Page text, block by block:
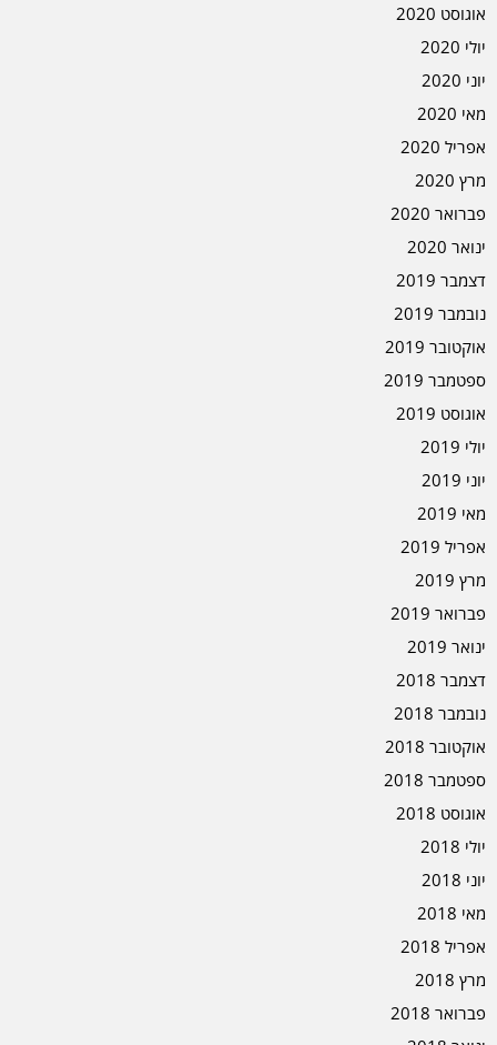
אוגוסט 2020
יולי 2020
יוני 2020
מאי 2020
אפריל 2020
מרץ 2020
פברואר 2020
ינואר 2020
דצמבר 2019
נובמבר 2019
אוקטובר 2019
ספטמבר 2019
אוגוסט 2019
יולי 2019
יוני 2019
מאי 2019
אפריל 2019
מרץ 2019
פברואר 2019
ינואר 2019
דצמבר 2018
נובמבר 2018
אוקטובר 2018
ספטמבר 2018
אוגוסט 2018
יולי 2018
יוני 2018
מאי 2018
אפריל 2018
מרץ 2018
פברואר 2018